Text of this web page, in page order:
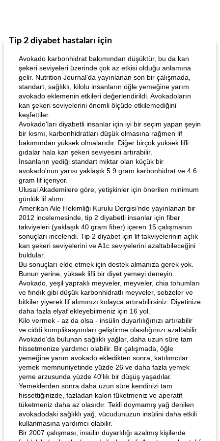
Tip 2 diyabet hastaları için
Avokado karbonhidrat bakımından düşüktür, bu da kan
şekeri seviyeleri üzerinde çok az etkisi olduğu anlamına
gelir. Nutrition Journal'da yayınlanan son bir çalışmada,
standart, sağlıklı, kilolu insanların öğle yemeğine yarım
avokado eklemenin etkileri değerlendirildi. Avokadoların
kan şekeri seviyelerini önemli ölçüde etkilemediğini
keşfettiler.
Avokado'ları diyabetli insanlar için iyi bir seçim yapan şeyin
bir kısmı, karbonhidratları düşük olmasına rağmen lif
bakımından yüksek olmalarıdır. Diğer birçok yüksek lifli
gıdalar hala kan şekeri seviyesini artırabilir.
İnsanların yediği standart miktar olan küçük bir
avokado'nun yarısı yaklaşık 5.9 gram karbonhidrat ve 4.6
gram lif içeriyor.
Ulusal Akademilere göre, yetişkinler için önerilen minimum
günlük lif alımı:
Amerikan Aile Hekimliği Kurulu Dergisi’nde yayınlanan bir
2012 incelemesinde, tip 2 diyabetli insanlar için fiber
takviyeleri (yaklaşık 40 gram fiber) içeren 15 çalışmanın
sonuçları incelendi. Tip 2 diyabet için lif takviyelerinin açlık
kan şekeri seviyelerini ve A1c seviyelerini azaltabileceğini
buldular.
Bu sonuçları elde etmek için destek almanıza gerek yok.
Bunun yerine, yüksek lifli bir diyet yemeyi deneyin.
Avokado, yeşil yapraklı meyveler, meyveler, chia tohumları
ve fındık gibi düşük karbonhidratlı meyveler, sebzeler ve
bitkiler yiyerek lif alımınızı kolayca artırabilirsiniz. Diyetinize
daha fazla elyaf ekleyebilmeniz için 16 yol.
Kilo vermek - az da olsa - insülin duyarlılığınızı artırabilir
ve ciddi komplikasyonları geliştirme olasılığınızı azaltabilir.
Avokado’da bulunan sağlıklı yağlar, daha uzun süre tam
hissetmenize yardımcı olabilir. Bir çalışmada, öğle
yemeğine yarım avokado ekledikten sonra, katılımcılar
yemek memnuniyetinde yüzde 26 ve daha fazla yemek
yeme arzusunda yüzde 40'lık bir düşüş yaşadılar.
Yemeklerden sonra daha uzun süre kendinizi tam
hissettiğinizde, fazladan kalori tüketmeniz ve aperatif
tüketmeniz daha az olasıdır. Tekli doymamış yağ denilen
avokadodaki sağlıklı yağ, vücudunuzun insülini daha etkili
kullanmasına yardımcı olabilir.
Bir 2007 çalışması, insülin duyarlılığı azalmış kişilerde